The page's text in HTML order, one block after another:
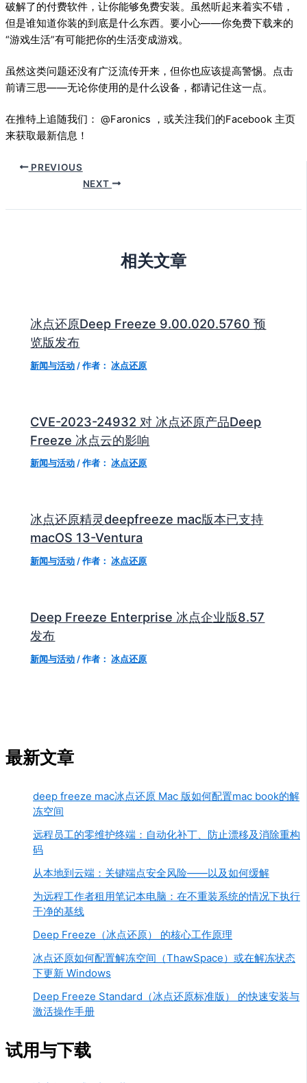
破解了的付费软件，让你能够免费安装。虽然听起来着实不错，
但是谁知道你装的到底是什么东西。要小心——你免费下载来的
“游戏生活”有可能把你的生活变成游戏。
虽然这类问题还没有广泛流传开来，但你也应该提高警惕。点击
前请三思——无论你使用的是什么设备，都请记住这一点。
在推特上追随我们： @Faronics ，或关注我们的Facebook 主页
来获取最新信息！
PREVIOUS
NEXT
相关文章
冰点还原Deep Freeze 9.00.020.5760 预
览版发布
新闻与活动 / 作者： 冰点还原
CVE-2023-24932 对 冰点还原产品Deep
Freeze 冰点云的影响
新闻与活动 / 作者： 冰点还原
冰点还原精灵deepfreeze mac版本已支持
macOS 13-Ventura
新闻与活动 / 作者： 冰点还原
Deep Freeze Enterprise 冰点企业版8.57
发布
新闻与活动 / 作者： 冰点还原
最新文章
deep freeze mac冰点还原 Mac 版如何配置mac book的解
冻空间
远程员工的零维护终端：自动化补丁、防止漂移及消除重构
码
从本地到云端：关键端点安全风险——以及如何缓解
为远程工作者租用笔记本电脑：在不重装系统的情况下执行
干净的基线
Deep Freeze（冰点还原） 的核心工作原理
冰点还原如何配置解冻空间（ThawSpace）或在解冻状态
下更新 Windows
Deep Freeze Standard（冰点还原标准版） 的快速安装与
激活操作手册
试用与下载